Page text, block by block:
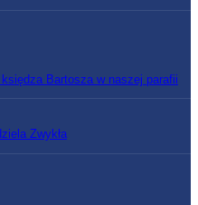
Bartosza w naszej parafii
Zwykła